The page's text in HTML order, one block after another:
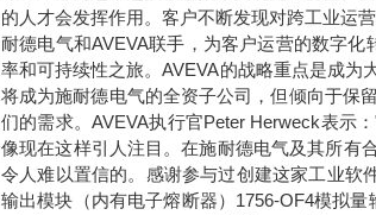
的人才会发挥作用。客户不断发现对跨工业运
耐德电气和AVEVA联手，为客户运营的数字
率和可持续性之旅。AVEVA的战略重点是成为
将成为施耐德电气的全资子公司，但倾向于保
们的需求。AVEVA执行官Peter Herweck表示
像现在这样引人注目。在施耐德电气及其所有
令人难以置信的。感谢参与过创建这家工业软
输出模块（内有电子熔断器）1756-OF4模拟